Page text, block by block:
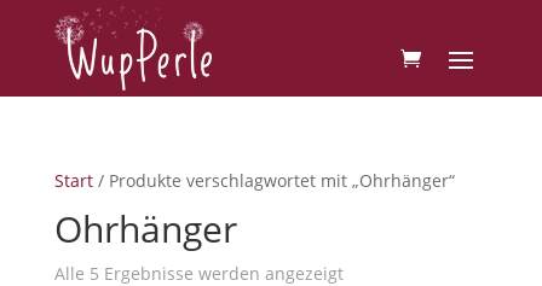
Start/ Produkte verschlagwortet mit „Ohrhänger“
Ohrhänger
Alle 5 Ergebnisse werden angezeigt